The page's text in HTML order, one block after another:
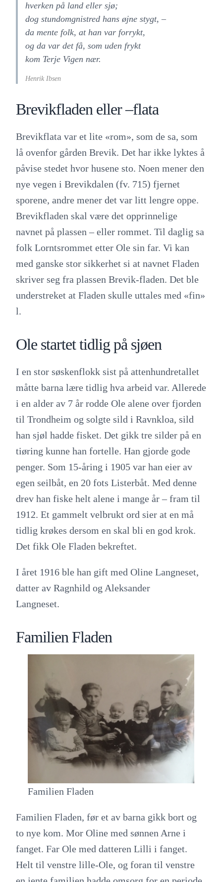
hverken på land eller sjø;
dog stundomgnistred hans øjne stygt, –
da mente folk, at han var forrykt,
og da var det få, som uden frykt
kom Terje Vigen nær.
Henrik Ibsen
Brevikfladen eller –flata
Brevikflata var et lite «rom», som de sa, som
lå ovenfor gården Brevik. Det har ikke lyktes å
påvise stedet hvor husene sto. Noen mener den
nye vegen i Brevikdalen (fv. 715) fjernet
sporene, andre mener det var litt lengre oppe.
Brevikfladen skal være det opprinnelige
navnet på plassen – eller rommet. Til daglig sa
folk Lorntsrommet etter Ole sin far. Vi kan
med ganske stor sikkerhet si at navnet Fladen
skriver seg fra plassen Brevik-fladen. Det ble
understreket at Fladen skulle uttales med «fin»
l.
Ole startet tidlig på sjøen
I en stor søskenflokk sist på attenhundretallet
måtte barna lære tidlig hva arbeid var. Allerede
i en alder av 7 år rodde Ole alene over fjorden
til Trondheim og solgte sild i Ravnkloa, sild
han sjøl hadde fisket. Det gikk tre silder på en
tiøring kunne han fortelle. Han gjorde gode
penger. Som 15-åring i 1905 var han eier av
egen seilbåt, en 20 fots Listerbåt. Med denne
drev han fiske helt alene i mange år – fram til
1912. Et gammelt velbrukt ord sier at en må
tidlig krøkes dersom en skal bli en god krok.
Det fikk Ole Fladen bekreftet.
I året 1916 ble han gift med Oline Langneset,
datter av Ragnhild og Aleksander
Langneset.
Familien Fladen
Familien Fladen
Familien Fladen, før et av barna gikk bort og
to nye kom. Mor Oline med sønnen Arne i
fanget. Far Ole med datteren Lilli i fanget.
Helt til venstre lille-Ole, og foran til venstre